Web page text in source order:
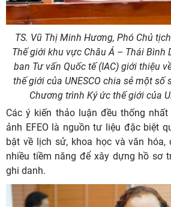
TS. Vũ Thị Minh Hương, Phó Chủ
Thế giới khu vực Châu Á – Thái Bình
ban Tư vấn Quốc tế (IAC) giới thiệu
thế giới của UNESCO chia sẻ một
Chương trình Ký ức thế giới của
Các ý kiến thảo luận đều thống
ảnh EFEO là nguồn tư liệu đặc biệt
bật về lịch sử, khoa học và văn
nhiều tiềm năng để xây dựng hồ sơ
ghi danh.